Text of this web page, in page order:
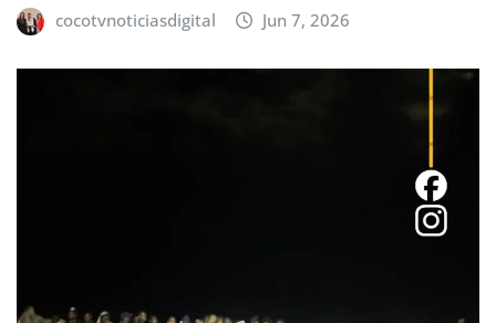
cocotvnoticiasdigital Jun 7, 2026